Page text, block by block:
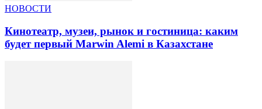
НОВОСТИ
Кинотеатр, музеи, рынок и гостиница: каким
будет первый Marwin Alemi в Казахстане